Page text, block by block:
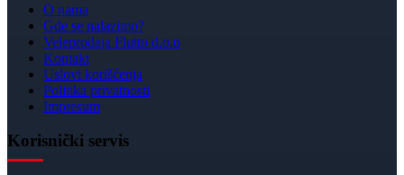
O nama
Gde se nalazimo?
Veleprodaja Flutto d.o.o
Kontakt
Uslovi korišćenja
Politika privatnosti
Impresum
Korisnički servis